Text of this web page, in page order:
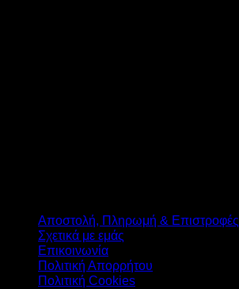
Αποστολή, Πληρωμή & Επιστροφές
Σχετικά με εμάς
Επικοινωνία
Πολιτική Απορρήτου
Πολιτική Cookies